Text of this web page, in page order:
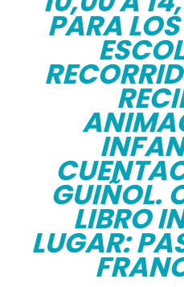
PARA
GUIÑOL.
LIBRO
LUGAR: